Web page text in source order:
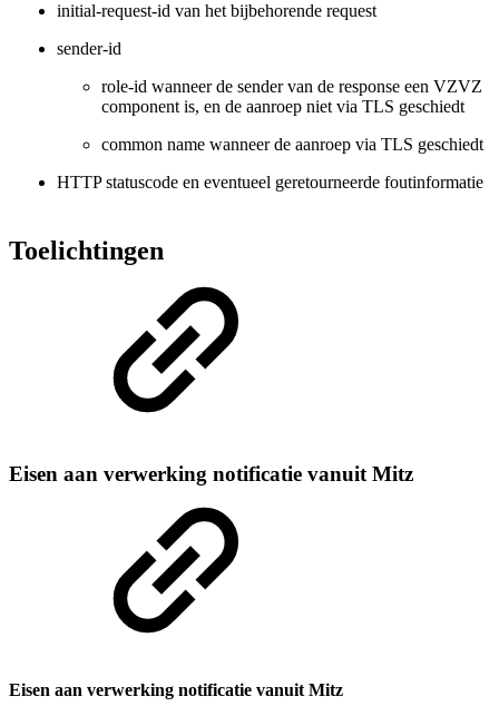
initial-request-id van het bijbehorende request
sender-id
role-id wanneer de sender van de response een VZVZ
component is, en de aanroep niet via TLS geschiedt
common name wanneer de aanroep via TLS geschiedt
HTTP statuscode en eventueel geretourneerde foutinformatie
Toelichtingen
Eisen aan verwerking notificatie vanuit Mitz
Eisen aan verwerking notificatie vanuit Mitz